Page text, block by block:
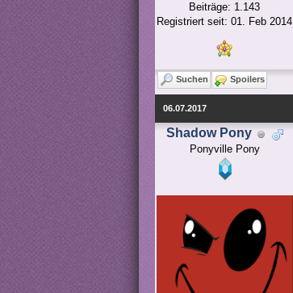
Beiträge: 1.143
Registriert seit: 01. Feb 2014
Suchen Spoilers
06.07.2017
Shadow Pony
Ponyville Pony